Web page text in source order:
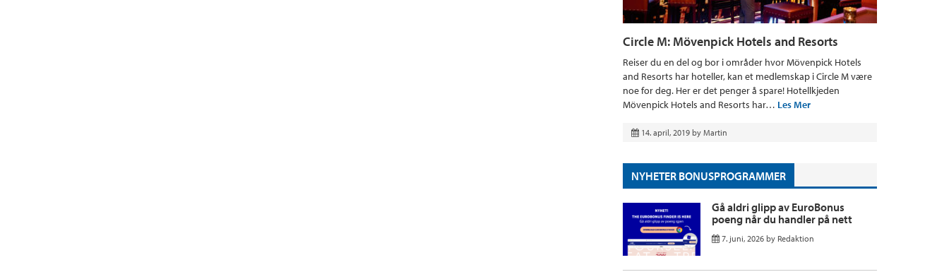
Circle M: Mövenpick Hotels and Resorts
Reiser du en del og bor i områder hvor Mövenpick Hotels
and Resorts har hoteller, kan et medlemskap i Circle M være
noe for deg. Her er det penger å spare! Hotellkjeden
Mövenpick Hotels and Resorts har… Les Mer
14. april, 2019 by Martin
NYHETER BONUSPROGRAMMER
Gå aldri glipp av EuroBonus
poeng når du handler på nett
7. juni, 2026 by Redaktion